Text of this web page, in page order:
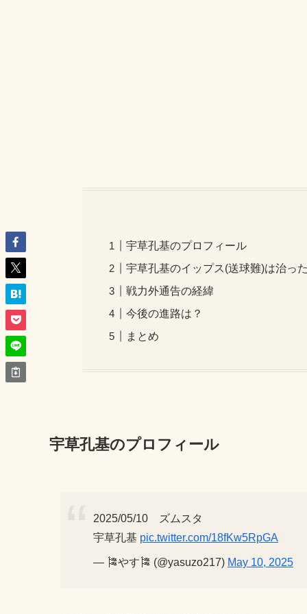
宇草孔基のプロフィール
宇草孔基のイップス(送球難)は治っ
戦力外通告の経緯
今後の進路は？
まとめ
宇草孔基のプロフィール
2025/05/10 ズムスタ
宇草孔基
pic.twitter.com/18fKw5RpGA
— 🎏やす🎏 (@yasuzo217) May 10, 2025